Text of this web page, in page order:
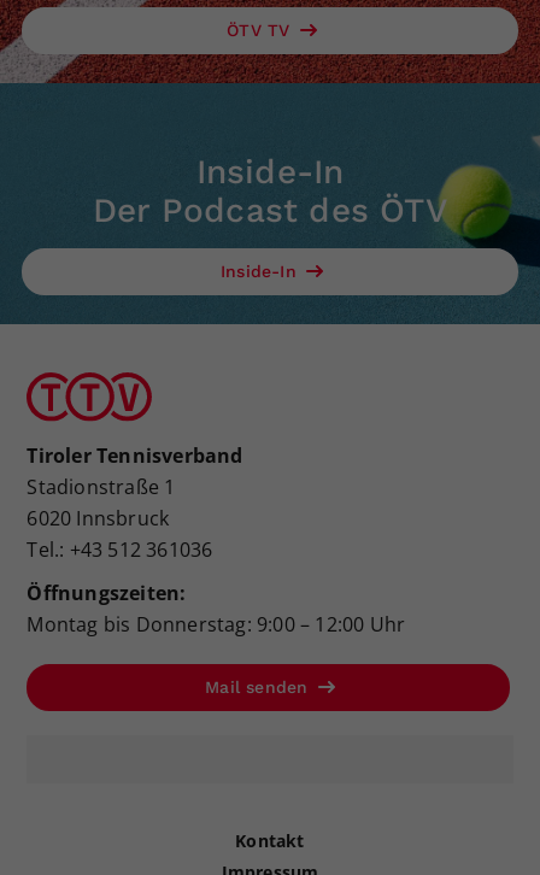
ÖTV TV
Inside-In
Der Podcast des ÖTV
Inside-In
Tiroler Tennisverband
Stadionstraße 1
6020 Innsbruck
Tel.: +43 512 361036
Öffnungszeiten:
Montag bis Donnerstag: 9:00 – 12:00 Uhr
Mail senden
Kontakt